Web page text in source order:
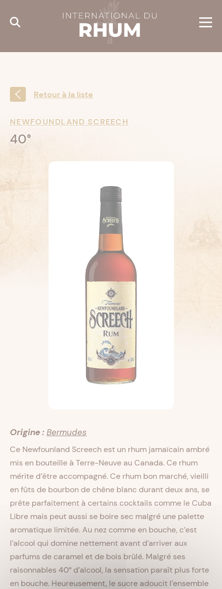
Retour à la liste
NEWFOUNDLAND SCREECH
40°
Origine : Bermudes
Ce Newfounland Screech est un rhum jamaïcain ambré
mis en bouteille à Terre-Neuve au Canada. Ce rhum
mérite d’être accompagné. Ce rhum bon marché, vieilli
en fûts de bourbon de chêne blanc durant deux ans, se
prête parfaitement à certains cocktails comme le Cuba
Libre mais peut aussi se boire sec malgré une palette
aromatique limitée. Au nez comme en bouche, c’est
l’alcool qui domine nettement avant d’arriver aux
parfums de caramel et de bois brûlé. Malgré ses
raisonnables 40° d’alcool, la sensation paraît plus forte
en bouche. Heureusement, le sucre adoucit l’ensemble
Cookies management panel